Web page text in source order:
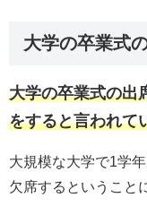
大学の卒業式
大学の卒業式の出
をすると言われて
大規模な大学で1学
欠席するということ